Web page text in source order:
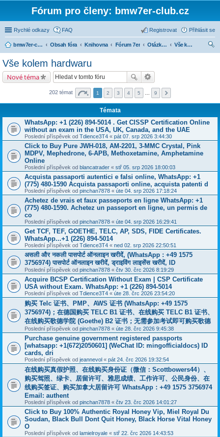
Fórum pro členy: bmw7er-club.cz
Rychlé odkazy FAQ Přihlásit se
Registrovat
bmw7er-club.cz Obsah fóra Knihovna Fórum 7er Otázky a odpovědi kolem 7er
Vše kolem hardwaru
Vše kolem hardwaru
Nové téma
202 témat 1 2 3 4 5 9
Témata
WhatsApp: +1 (226) 894-5014​ . Get CISSP Certification Online
without an exam in the USA, UK, Canada, and the UAE
Poslední příspěvek od Tdience3T4 « pát 07. srp 2026 3:44:30
Click to Buy Pure JWH-018, AM-2201, 3-MMC Crystal, Pink
MDPV, Mephedrone, 6-APB, Methoxetamine, Amphetamine
Online
Poslední příspěvek od blancatrader « stř 05. srp 2026 18:00:03
Acquista passaporti autentici e falsi online, WhatsApp: +1
(775) 480-1590 Acquista passaporti online, acquista patenti d
Poslední příspěvek od pinchan7878 « úte 04. srp 2026 17:18:24
Achetez de vrais et faux passeports en ligne WhatsApp: +1
(775) 480-1590. Achetez un passeport en ligne, un permis de
co
Poslední příspěvek od pinchan7878 « úte 04. srp 2026 16:29:41
Get TCF, TEF, GOETHE, TELC, AP, SDS, FIDE Certificates.
WhatsApp...+1 (226) 894-5014
Poslední příspěvek od Tdience3T4 « ned 02. srp 2026 22:50:51
असली और नकली पासपोर्ट ऑनलाइन खरीदें, (WhatsApp : +49 1575
3756974) पासपोर्ट ऑनलाइन खरीदें, ड्राइविंग लाइसेंस खरीदें, ID
Poslední příspěvek od pinchan7878 « čtv 30. črc 2026 8:19:29
Acquire BCSP Certification Without Exam | CSP Certificate
USA without Exam. WhatsApp: +1 (226) 894-5014
Poslední příspěvek od Tdience3T4 « úte 28. črc 2026 23:54:20
购买 Telc 证书、PMP、AWS 证书 (WhatsApp: +49 1575
3756974)；在德国购买 TELC B1 证书、在线购买 TELC B1 证书、
在线购买歌德学院 (Goethe) B2 证书；无需参加考试即可购买歌德
Poslední příspěvek od pinchan7878 « úte 28. črc 2026 9:45:38
Purchase genuine government registered passports
[whatsapp: +1(672)2050601] (WeChat ID: mingofficialdocs) ID
cards, dri
Poslední příspěvek od jeannevol « pát 24. črc 2026 19:32:54
在线购买真假护照、在线购买身份证（微信：Scottbowers44）、
购买驾照、绿卡、居留许可、雅思成绩、工作许可、公民身份、在
线购买签证、购买加拿大居留许可 WhatsApp：+49 1575 3756974
Email: authent
Poslední příspěvek od pinchan7878 « čtv 23. črc 2026 14:01:27
Click to Buy 100% Authentic Royal Honey Vip, Miel Royal Du
Soudan, Black Bull Dont Quit Honey, Black Horse Vital Honey
O
Poslední příspěvek od lamielroyale « stř 22. črc 2026 14:43:53